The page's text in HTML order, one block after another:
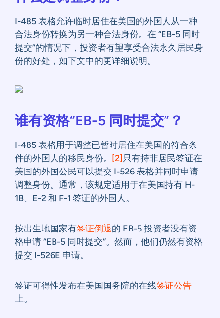
I-485 表格允许临时居住在美国的外国人从一种
合法身份转换为另一种合法身份。在 “EB-5 同时
提交”的情况下，投资者有望享受合法永久居民身
份的好处，如下文中的更详细说明。
谁有资格“EB-5 同时提交”？
I-485 表格用于调整已暂时居住在美国的符合条
件的外国人的移民身份。
[2] 只有持非居民签证在
美国的外国公民可以提交 I-526 表格并同时申请
调整身份。通常，该规定适用于在美国持有 H-
1B、E-2 和 F-1 签证的外国人。
按出生地国家有签证倒退​​的 EB-5 投资者没有资
格申请 “EB-5 同时提交”。然而，他们仍然有资格
提交 I-526E 申请。
签证可得性发布在美国国务院的在线签证公告
上。